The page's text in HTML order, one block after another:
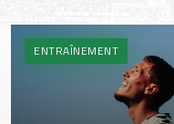
ENTRAÎNEMENT